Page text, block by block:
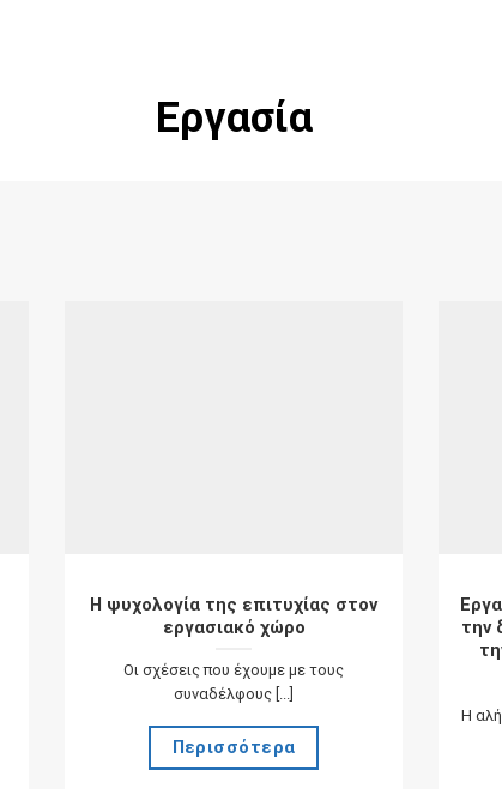
Εργασία
Η ψυχολογία της επιτυχίας στον
εργασιακό χώρο
Οι σχέσεις που έχουμε με τους
συναδέλφους [...]
Περισσότερα
την
Η